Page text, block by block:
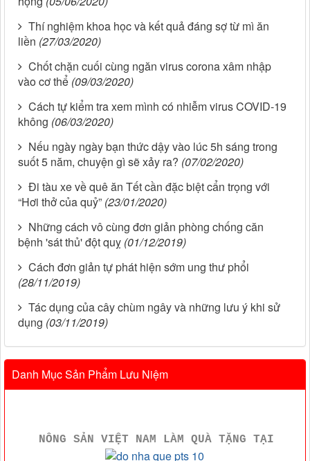
Thí nghiệm khoa học và kết quả đáng sợ từ mì ăn
liền (27/03/2020)
Chốt chặn cuối cùng ngăn virus corona xâm nhập
vào cơ thể (09/03/2020)
Cách tự kiểm tra xem mình có nhiễm virus COVID-19
không (06/03/2020)
Nếu ngày ngày bạn thức dậy vào lúc 5h sáng trong
suốt 5 năm, chuyện gì sẽ xảy ra? (07/02/2020)
Đi tàu xe về quê ăn Tết cần đặc biệt cẩn trọng với
“Hơi thở của quỷ” (23/01/2020)
Những cách vô cùng đơn giản phòng chống căn
bệnh 'sát thủ' đột quỵ (01/12/2019)
Cách đơn giản tự phát hiện sớm ung thư phổi
(28/11/2019)
Tác dụng của cây chùm ngây và những lưu ý khi sử
dụng (03/11/2019)
Danh Mục Sản Phẩm Lưu Niệm
NÔNG SẢN VIỆT NAM LÀM QUÀ TẶNG TẠI